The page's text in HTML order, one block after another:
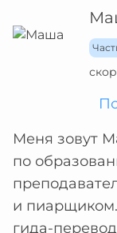
Меня зовут
по
и
гида-